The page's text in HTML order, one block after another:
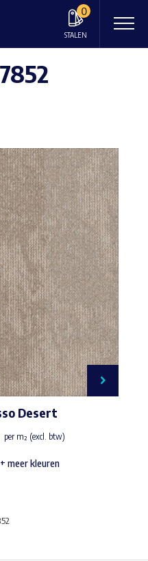
0
STALEN
Desert
per m² (excl. btw)
+ meer kleuren